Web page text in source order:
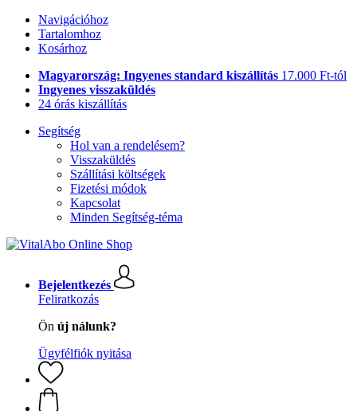
Navigációhoz
Tartalomhoz
Kosárhoz
Magyarország: Ingyenes standard kiszállítás 17.000 Ft-tól
Ingyenes visszaküldés
24 órás kiszállítás
Segítség
Hol van a rendelésem?
Visszaküldés
Szállítási költségek
Fizetési módok
Kapcsolat
Minden Segítség-téma
Bejelentkezés
Feliratkozás
Ön új nálunk?
Ügyfélfiók nyitása